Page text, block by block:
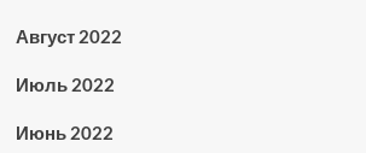
Август 2022
Июль 2022
Июнь 2022